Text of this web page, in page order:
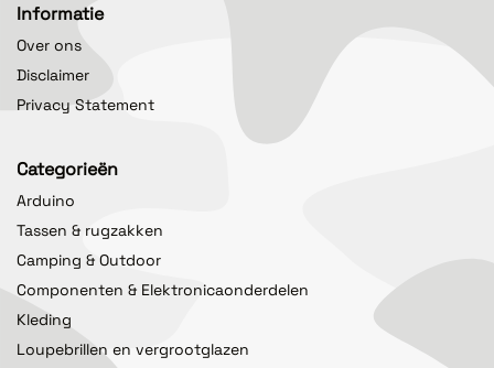
Informatie
Over ons
Disclaimer
Privacy Statement
Categorieën
Arduino
Tassen & rugzakken
Camping & Outdoor
Componenten & Elektronicaonderdelen
Kleding
Loupebrillen en vergrootglazen